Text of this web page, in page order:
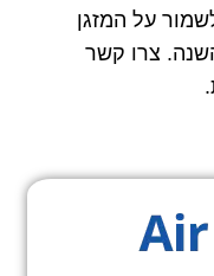
על המזגן
צרו קשר